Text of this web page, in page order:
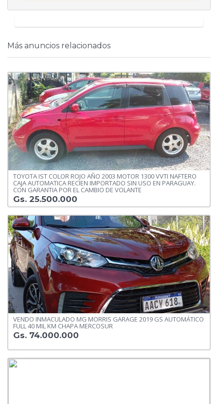
Más anuncios relacionados
TOYOTA IST COLOR ROJO AÑO 2003 MOTOR 1300 VVTI NAFTERO
CAJA AUTOMATICA RECIEN IMPORTADO SIN USO EN PARAGUAY.
CON GARANTIA POR EL CAMBIO DE VOLANTE
Gs. 25.500.000
VENDO INMACULADO MG MORRIS GARAGE 2019 GS AUTOMÁTICO
FULL 40 MIL KM CHAPA MERCOSUR
Gs. 74.000.000